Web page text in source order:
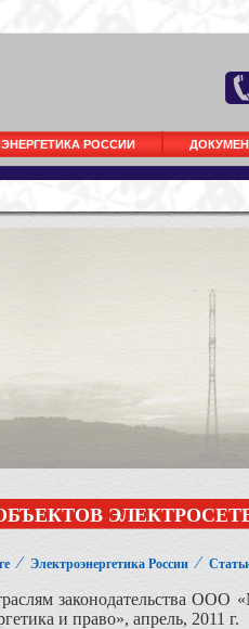
РОССИИ
⁄ Электроэнергетика России ⁄
законодательства ООО
и право», апрель, 2011 г.